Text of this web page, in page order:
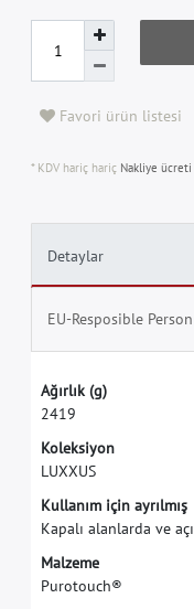
Favori ürün listesi
* KDV hariç hariç Nakliye ücreti
Detaylar
EU-Resposible Person
Ağırlık (g)
2419
Koleksiyon
LUXXUS
Kullanım için ayrılmış
Kapalı alanlarda ve açı
Malzeme
Purotouch®